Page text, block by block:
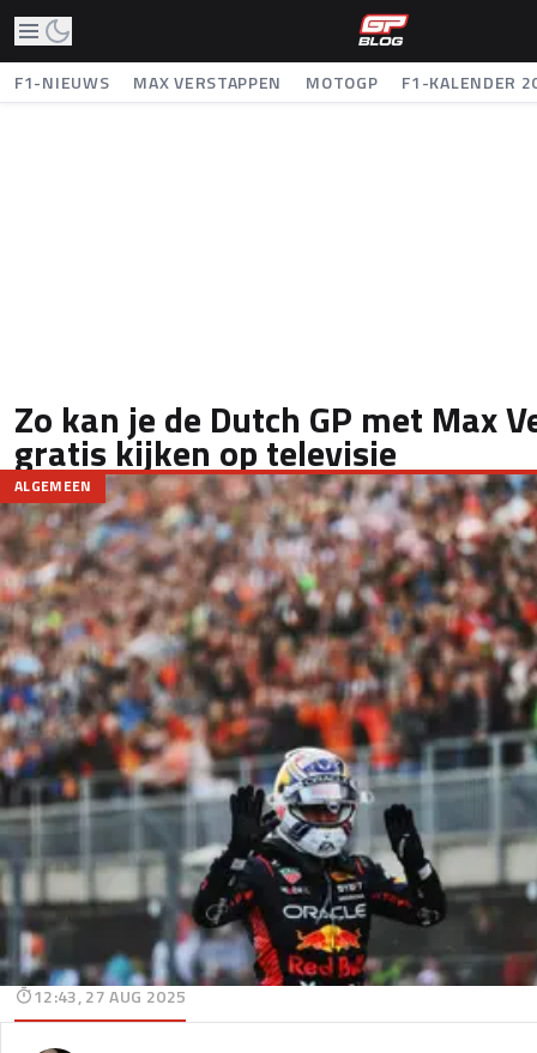
F1-NIEUWS MAX VERSTAPPEN MOTOGP F1-KALENDER
Zo kan je de Dutch GP met Max
gratis kijken op televisie
ALGEMEEN
12:43, 27 AUG 2025